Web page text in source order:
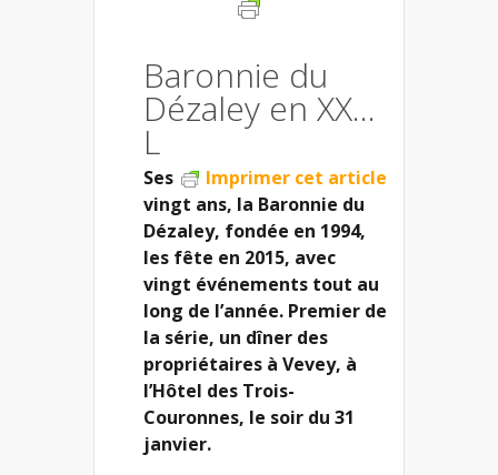
Baronnie du
Dézaley en XX…
L
Imprimer cet article
Ses
vingt ans, la Baronnie du
Dézaley, fondée en 1994,
les fête en 2015, avec
vingt événements tout au
long de l’année. Premier de
la série, un dîner des
propriétaires à Vevey, à
l’Hôtel des Trois-
Couronnes, le soir du 31
janvier.